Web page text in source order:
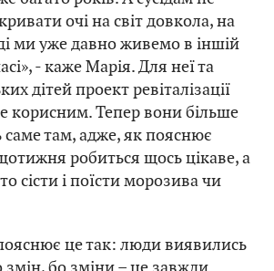
очі на світ довкола, на
ми уже давно живемо в іншій
- каже Марія. Для неї та
дітей проект ревіталізації
корисним. Тепер вони більше
саме там, адже, як пояснює
робиться щось цікаве, а
сісти і поїсти морозива чи
це так: люди виявились